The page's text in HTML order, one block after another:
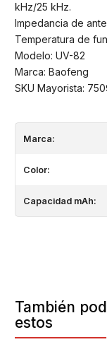
kHz/25 kHz.
Impedancia de
Temperatura de
Modelo: UV-82
Marca: Baofeng
SKU Mayorista:
Marca:
Color:
Capacidad mAh:
También
estos